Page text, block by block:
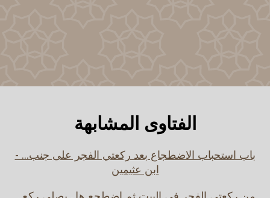
الفتاوى المشابهة
باب استحباب الاضطجاع بعد ركعتي الفجر على جنب... -
ابن عثيمين